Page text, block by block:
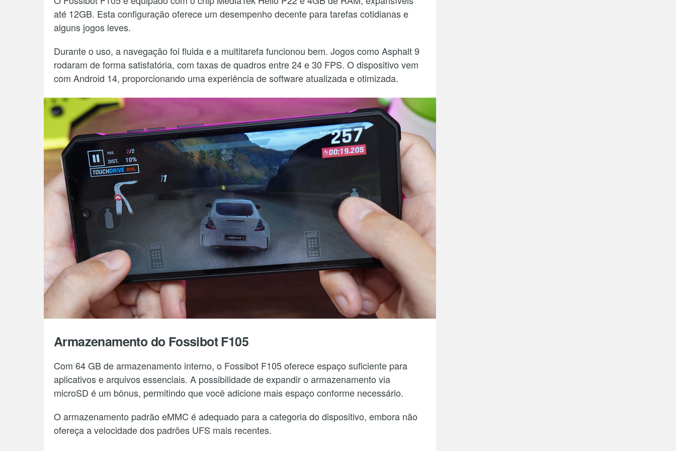
até 12GB. Esta configuração oferece um desempenho decente para tarefas cotidianas e
alguns jogos leves.
Durante o uso, a navegação foi fluida e a multitarefa funcionou bem. Jogos como Asphalt 9
rodaram de forma satisfatória, com taxas de quadros entre 24 e 30 FPS. O dispositivo vem
com Android 14, proporcionando uma experiência de software atualizada e otimizada.
Armazenamento do Fossibot F105
Com 64 GB de armazenamento interno, o Fossibot F105 oferece espaço suficiente para
aplicativos e arquivos essenciais. A possibilidade de expandir o armazenamento via
microSD é um bônus, permitindo que você adicione mais espaço conforme necessário.
O armazenamento padrão eMMC é adequado para a categoria do dispositivo, embora não
ofereça a velocidade dos padrões UFS mais recentes.